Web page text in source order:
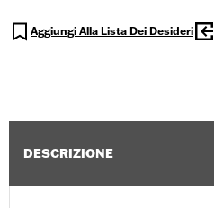
Aggiungi Alla Lista Dei Desideri
DESCRIZIONE